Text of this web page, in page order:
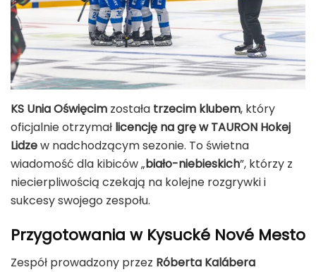
KS Unia Oświęcim została trzecim klubem, który
oficjalnie otrzymał licencję na grę w TAURON Hokej
Lidzew nadchodzącym sezonie. To świetna
wiadomość dla kibiców „biało-niebieskich”, którzy z
niecierpliwością czekają na kolejne rozgrywki i
sukcesy swojego zespołu.
Przygotowania w Kysucké Nové Mesto
Zespół prowadzony przez Róberta Kalábera